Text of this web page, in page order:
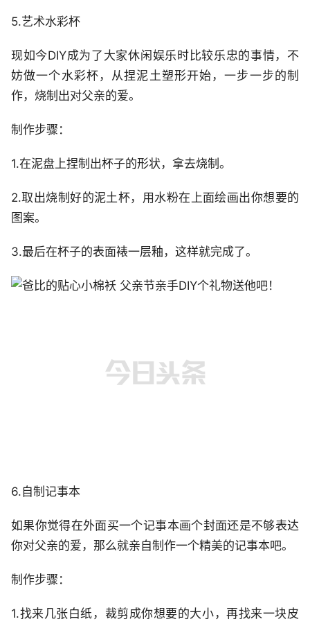
5.艺术水彩杯
现如今DIY成为了大家休闲娱乐时比较乐忠的事情，不
妨做一个水彩杯，从捏泥土塑形开始，一步一步的制
作，烧制出对父亲的爱。
制作步骤：
1.在泥盘上捏制出杯子的形状，拿去烧制。
2.取出烧制好的泥土杯，用水粉在上面绘画出你想要的
图案。
3.最后在杯子的表面裱一层釉，这样就完成了。
6.自制记事本
如果你觉得在外面买一个记事本画个封面还是不够表达
你对父亲的爱，那么就亲自制作一个精美的记事本吧。
制作步骤：
1.找来几张白纸，裁剪成你想要的大小，再找来一块皮